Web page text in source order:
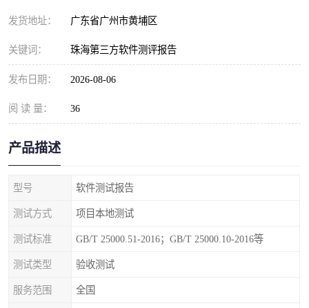
发货地址： 广东省广州市黄埔区
关键词： 珠海第三方软件测评报告
发布日期： 2026-08-06
阅 读 量： 36
产品描述
型号 软件测试报告
测试方式 项目本地测试
测试标准 GB/T 25000.51-2016；GB/T 25000.10-2016等
测试类型 验收测试
服务范围 全国